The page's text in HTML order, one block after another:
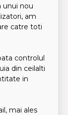
unui nou
am
catre toti
controlul
din ceilalti
in
mai ales